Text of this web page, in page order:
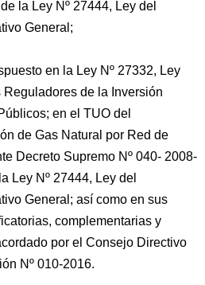
la Ley Nº 27444, Ley del
General;
en la Ley Nº 27332, Ley
de la Inversión
en el TUO del
de Gas Natural por Red de
Decreto Supremo Nº 040- 2008-
Ley Nº 27444, Ley del
General; así como en sus
complementarias y
por el Consejo Directivo
Nº 010-2016.